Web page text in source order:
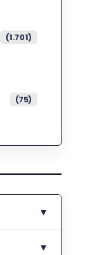
(1.701)
(75)
▼
▼